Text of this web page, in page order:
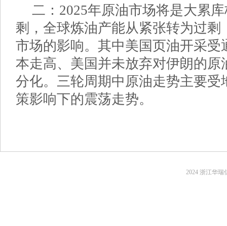
二：2025年原油市场将是大累
剩，全球炼油产能从紧张转为过
市场的影响。其中美国页油开采
本走高、美国并未放弃对伊朗的原
分化。三轮周期中原油走势主要
策影响下的震荡走势。
2024 浙江华瑞